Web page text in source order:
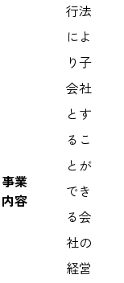
事業
内容
行法
によ
り子
会社
とす
るこ
とが
でき
る会
社の
経営